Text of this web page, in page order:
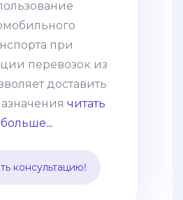
при
перевозок из
доставить
читать
больше...
консультацию!
назначения
любые товары:
грузы,
технику.
применяется
сборных грузов,
сократить
расходы.